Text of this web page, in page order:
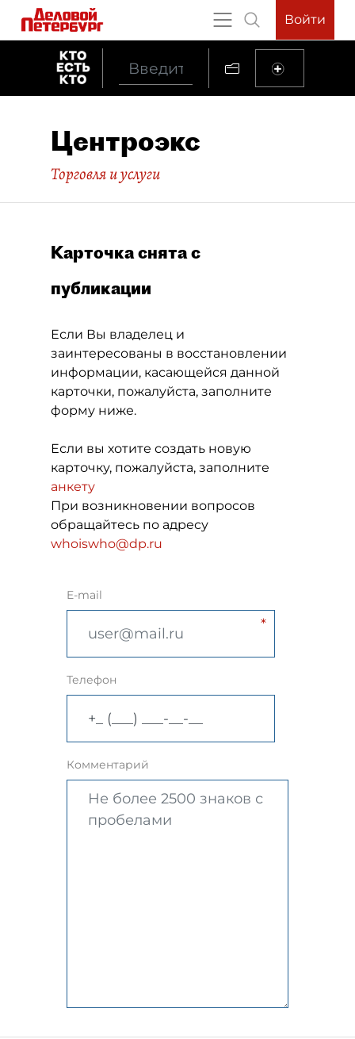
Войти
Центроэкс
Торговля и услуги
Карточка снята с
публикации
Если Вы владелец и
заинтересованы в восстановлении
информации, касающейся данной
карточки, пожалуйста, заполните
форму ниже.
Если вы хотите создать новую
карточку, пожалуйста, заполните
анкету
При возникновении вопросов
обращайтесь по адресу
whoiswho@dp.ru
E-mail
Телефон
Комментарий